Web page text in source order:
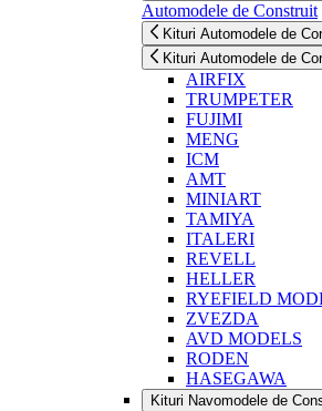
Automodele de Construit
Kituri Automodele de
Kituri Automodele de
AIRFIX
TRUMPETER
FUJIMI
MENG
ICM
AMT
MINIART
TAMIYA
ITALERI
REVELL
HELLER
RYEFIELD
ZVEZDA
AVD MODELS
RODEN
HASEGAWA
Kituri Navomodele de